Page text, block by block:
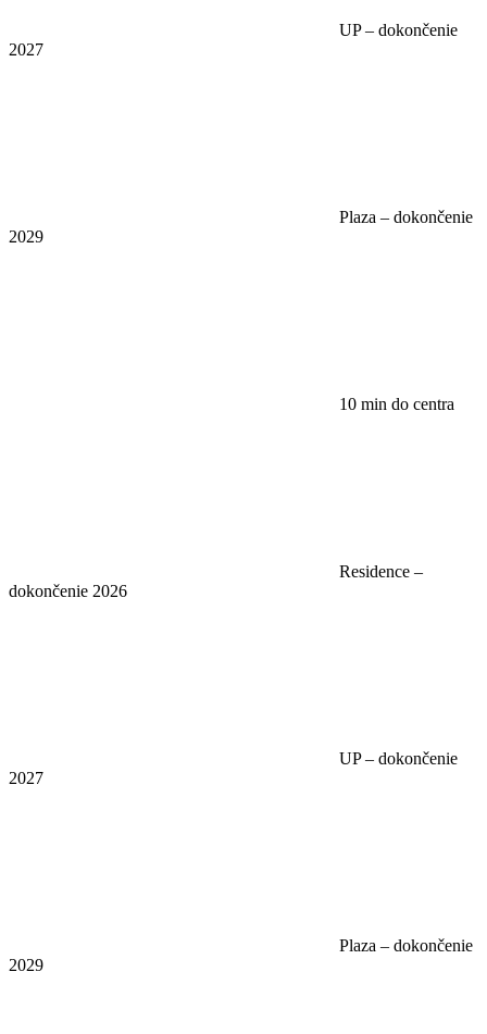
UP – dokončenie
2027
Plaza – dokončenie
2029
10 min do centra
Residence –
dokončenie 2026
UP – dokončenie
2027
Plaza – dokončenie
2029